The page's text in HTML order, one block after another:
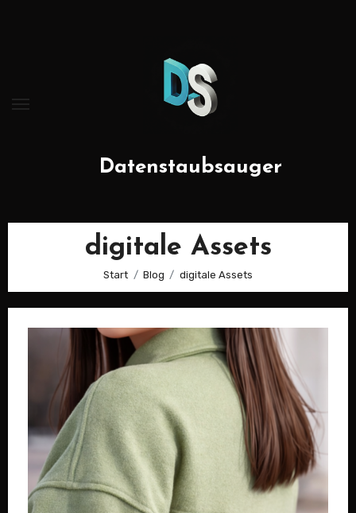
Datenstaubsauger
digitale Assets
Start Blog digitale Assets